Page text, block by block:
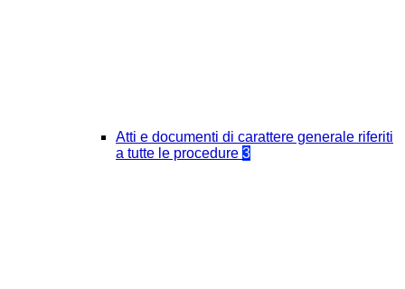
Atti e documenti di carattere generale riferiti
a tutte le procedure 3